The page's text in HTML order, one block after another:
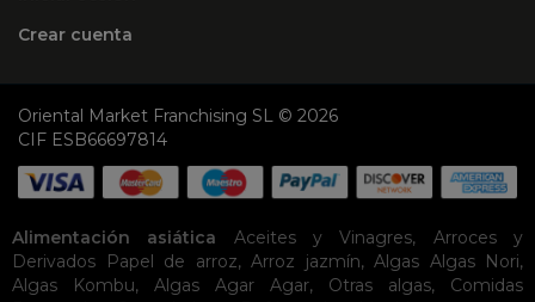
Crear cuenta
Oriental Market Franchising SL © 2026
CIF ESB66697814
Alimentación asiática Aceites y Vinagres, Arroces y
Derivados
Papel de arroz, Arroz jazmín, Algas Algas Nori,
Algas Kombu, Algas Agar Agar, Otras algas, Comidas